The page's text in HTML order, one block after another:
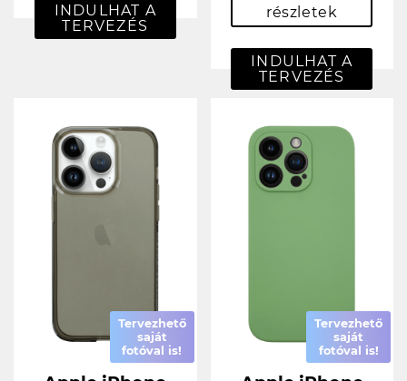
INDULHAT A
TERVEZÉS
részletek
INDULHAT A
TERVEZÉS
Tervezhető
saját
fotóval is!
Tervezhető
saját
fotóval is!